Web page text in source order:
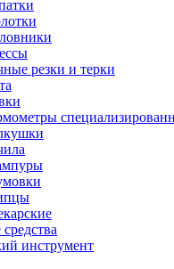
резки и терки
инструмент